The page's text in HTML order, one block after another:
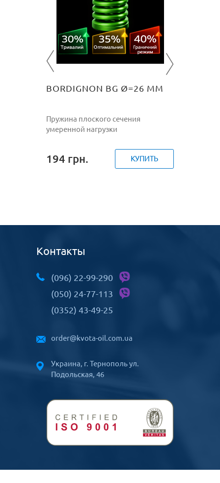
BORDIGNON BG Ø=26 ММ
Пружина плоского сечения
умеренной нагрузки
194 грн. КУПИТЬ
Контакты
(096) 22-99-290
(050) 24-77-113
(0352) 43-49-25
order@kvota-oil.com.ua
Украина, г. Тернополь ул.
Подольская, 46